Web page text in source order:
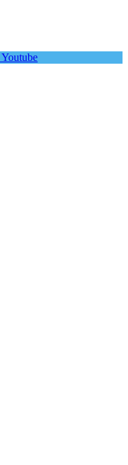
Youtube